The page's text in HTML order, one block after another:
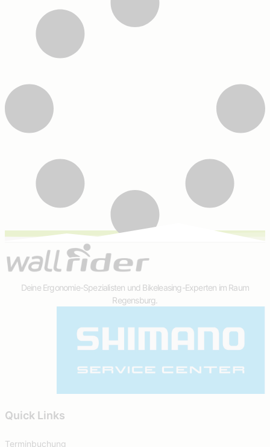
Deine Ergonomie-Spezialisten und Bikeleasing-Experten im Raum
Regensburg.
Quick Links
Terminbuchung